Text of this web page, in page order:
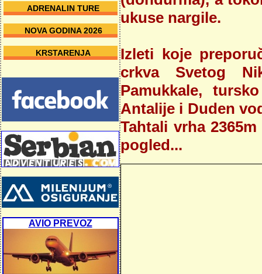
ADRENALIN TURE
NOVA GODINA 2026
KRSTARENJA
AVIO PREVOZ
ukuse nargile.
Izleti koje
crkva Svetog
Pamukkale,
Antalije i Duden
Tahtali vrha
pogled...